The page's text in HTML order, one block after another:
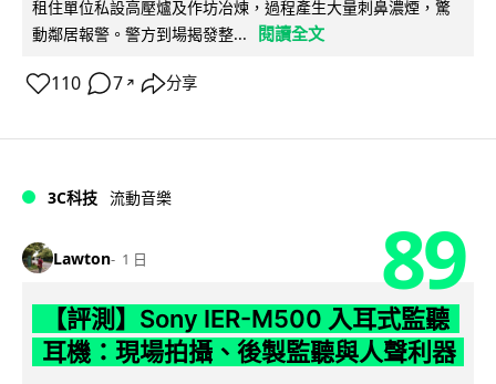
租住單位私設高壓爐及作坊冶煉，過程產生大量刺鼻濃煙，驚
動鄰居報警。警方到場揭發整...
閱讀全文
110 7 ↗ 分享
3C科技 流動音樂
Lawton 1 日 89
【評測】Sony IER-M500 入耳式監聽
耳機：現場拍攝、後製監聽與人聲利器